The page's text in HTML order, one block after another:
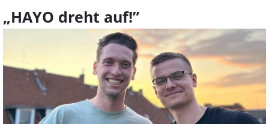
„HAYO dreht auf!”